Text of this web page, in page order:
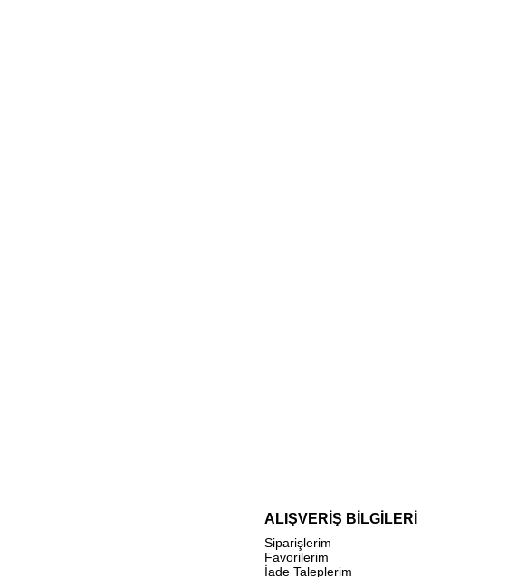
ALIŞVERİŞ BİLGİLERİ
Siparişlerim
Favorilerim
İade Taleplerim